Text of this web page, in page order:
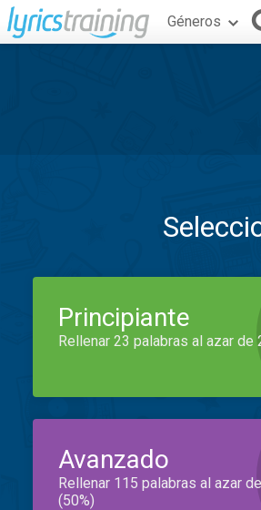
Géneros
Principiante
Rellenar 23 palabras al azar de
Avanzado
Rellenar 115 palabras al azar
(50%)